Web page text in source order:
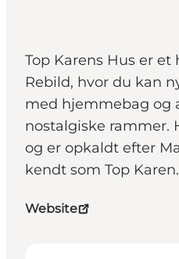
Top Karens Hus er et
Rebild, hvor du kan
med hjemmebag og
nostalgiske rammer.
og er opkaldt efter
kendt som Top Karen.
Website